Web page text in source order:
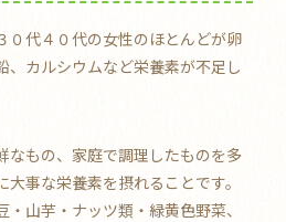
０代４０代の女性のほとんどが卵
、カルシウムなど栄養素が不足し
なもの、家庭で調理したものを多
事な栄養素を摂れることです。
山芋・ナッツ類・緑黄色野菜、